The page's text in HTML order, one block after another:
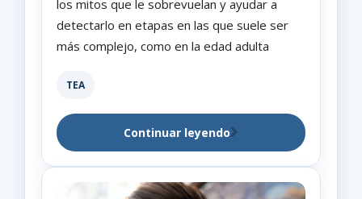
los mitos que le sobrevuelan y ayudar a
detectarlo en etapas en las que suele ser
más complejo, como en la edad adulta
TEA
Continuar leyendo